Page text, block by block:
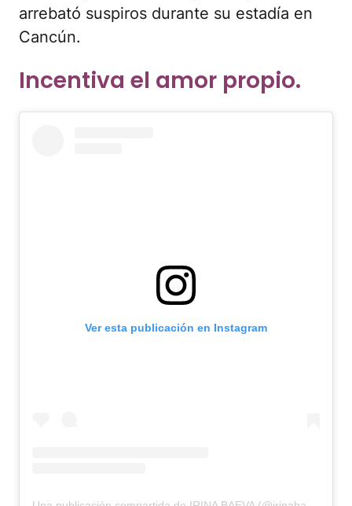
arrebató suspiros durante su estadía en
Cancún.
Incentiva el amor propio.
Ver esta publicación en Instagram